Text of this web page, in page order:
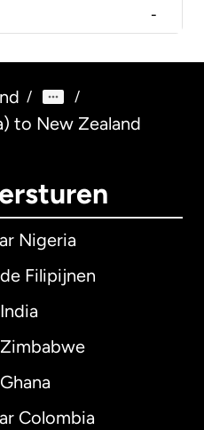
-
/ /
to New Zealand
Nigeria
Filipijnen
Colombia